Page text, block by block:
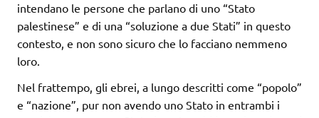
intendano le persone che parlano di uno “Stato
palestinese” e di una “soluzione a due Stati” in questo
contesto, e non sono sicuro che lo facciano nemmeno
loro.
Nel frattempo, gli ebrei, a lungo descritti come “popolo”
e “nazione”, pur non avendo uno Stato in entrambi i